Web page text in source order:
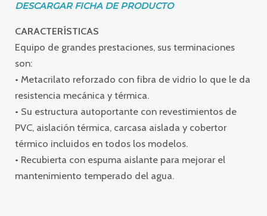
DESCARGAR FICHA DE PRODUCTO
CARACTERÍSTICAS
Equipo de grandes prestaciones, sus terminaciones
son:
• Metacrilato reforzado con fibra de vidrio lo que le da
resistencia mecánica y térmica.
• Su estructura autoportante con revestimientos de
PVC, aislación térmica, carcasa aislada y cobertor
térmico incluidos en todos los modelos.
• Recubierta con espuma aislante para mejorar el
mantenimiento temperado del agua.